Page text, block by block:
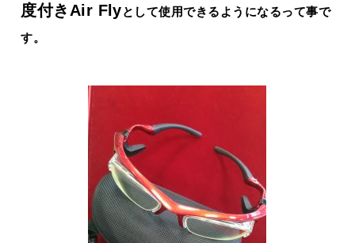
度付きAir Flyとして使用できるようになるって事で
す。